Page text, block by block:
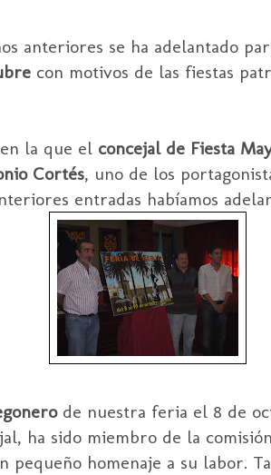
anteriores se ha adelantado
con motivos de las fiestas
la que el concejal de Fiesta
Cortés, uno de los
entradas habíamos
de nuestra feria el 8 de
ha sido miembro de la
homenaje a su labor.